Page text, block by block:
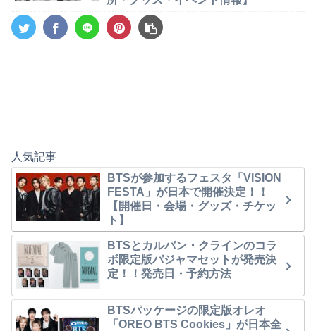
人気記事
BTSが参加するフェスタ「VISION
FESTA」が日本で開催決定！！
【開催日・会場・グッズ・チケッ
ト】
BTSとカルバン・クラインのコラ
ボ限定版パジャマセットが発売決
定！！発売日・予約方法
BTSパッケージの限定版オレオ
「OREO BTS Cookies」が日本全